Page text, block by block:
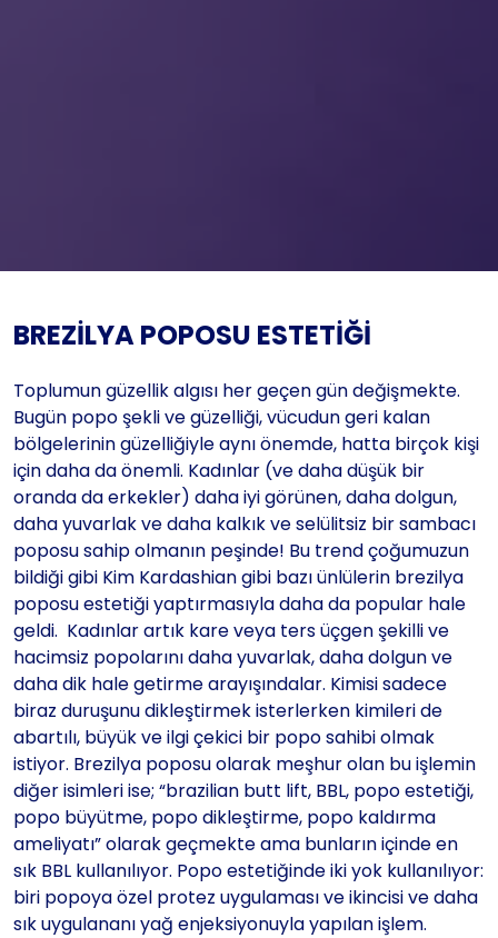
BREZİLYA POPOSU ESTETİĞİ
Toplumun güzellik algısı her geçen gün değişmekte.
Bugün popo şekli ve güzelliği, vücudun geri kalan
bölgelerinin güzelliğiyle aynı önemde, hatta birçok kişi
için daha da önemli. Kadınlar (ve daha düşük bir
oranda da erkekler) daha iyi görünen, daha dolgun,
daha yuvarlak ve daha kalkık ve selülitsiz bir sambacı
poposu sahip olmanın peşinde! Bu trend çoğumuzun
bildiği gibi Kim Kardashian gibi bazı ünlülerin brezilya
poposu estetiği yaptırmasıyla daha da popular hale
geldi. Kadınlar artık kare veya ters üçgen şekilli ve
hacimsiz popolarını daha yuvarlak, daha dolgun ve
daha dik hale getirme arayışındalar. Kimisi sadece
biraz duruşunu dikleştirmek isterlerken kimileri de
abartılı, büyük ve ilgi çekici bir popo sahibi olmak
istiyor. Brezilya poposu olarak meşhur olan bu işlemin
diğer isimleri ise; “brazilian butt lift, BBL, popo estetiği,
popo büyütme, popo dikleştirme, popo kaldırma
ameliyatı” olarak geçmekte ama bunların içinde en
sık BBL kullanılıyor. Popo estetiğinde iki yok kullanılıyor:
biri popoya özel protez uygulaması ve ikincisi ve daha
sık uygulananı yağ enjeksiyonuyla yapılan işlem.